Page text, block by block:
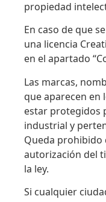
propiedad
En caso de que
una licencia
en el apartado
Las marcas,
que aparecen en
estar protegidos
industrial y
Queda prohibido
autorización del
la ley.
Si cualquier